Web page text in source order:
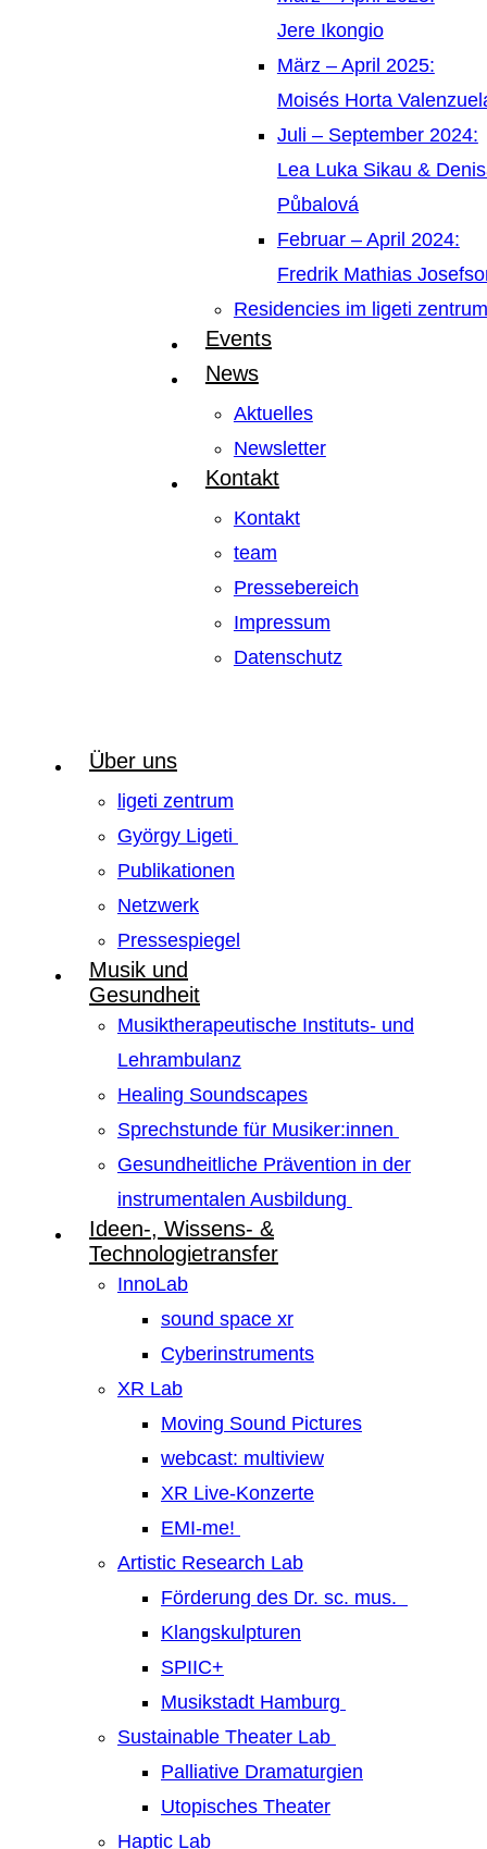
Jere Ikongio
März – April 2025:
Moisés Horta
Juli – September 2024:
Lea Luka Sikau &
Půbalová
Februar – April 2024:
Fredrik Mathias
Residencies im ligeti zentrum
Events
News
Aktuelles
Newsletter
Kontakt
Kontakt
team
Pressebereich
Impressum
Datenschutz
Über uns
ligeti zentrum
György Ligeti
Publikationen
Netzwerk
Pressespiegel
Musik und
Gesundheit
Musiktherapeutische Instituts- und
Lehrambulanz
Healing Soundscapes
Sprechstunde für Musiker:innen
Gesundheitliche Prävention in der
instrumentalen Ausbildung
Ideen-, Wissens- &
Technologietransfer
InnoLab
sound space xr
Cyberinstruments
XR Lab
Moving Sound Pictures
webcast: multiview
XR Live-Konzerte
EMI-me!
Artistic Research Lab
Förderung des Dr. sc. mus.
Klangskulpturen
SPIIC+
Musikstadt Hamburg
Sustainable Theater Lab
Palliative Dramaturgien
Utopisches Theater
Haptic Lab